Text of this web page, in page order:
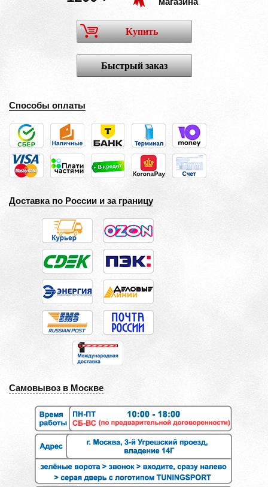
Купить
Быстрый заказ
Способы оплаты
Доставка по России и за границу
Самовывоз в Москве